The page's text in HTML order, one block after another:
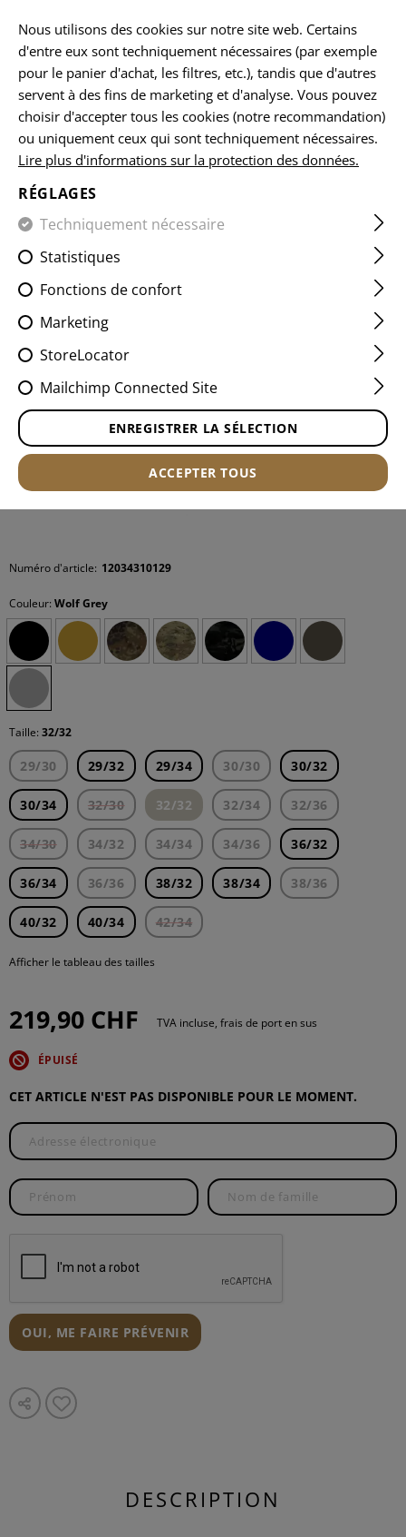
ACCUEIL VÊTEMENTS PANTS COMBAT PANTS
RAIDER PANTS MK V ATS
FLEX
Numéro d'article: 12034310129
Couleur: Wolf Grey
Taille: 32/32
29/30 29/32 29/34 30/30 30/32
30/34 32/30 32/32 32/34 32/36
34/30 34/32 34/34 34/36 36/32
36/34 36/36 38/32 38/34 38/36
40/32 40/34 42/34
Afficher le tableau des tailles
219,90 CHF TVA incluse, frais de port en sus
ÉPUISÉ
CET ARTICLE N'EST PAS DISPONIBLE POUR LE MOMENT.
OUI, ME FAIRE PRÉVENIR
DESCRIPTION
Nous utilisons des cookies sur notre site web. Certains
d'entre eux sont techniquement nécessaires (par exemple
pour le panier d'achat, les filtres, etc.), tandis que d'autres
servent à des fins de marketing et d'analyse. Vous pouvez
choisir d'accepter tous les cookies (notre recommandation)
ou uniquement ceux qui sont techniquement nécessaires.
Lire plus d'informations sur la protection des données.
RÉGLAGES
Techniquement nécessaire
Statistiques
Fonctions de confort
Marketing
StoreLocator
Mailchimp Connected Site
ENREGISTRER LA SÉLECTION
ACCEPTER TOUS